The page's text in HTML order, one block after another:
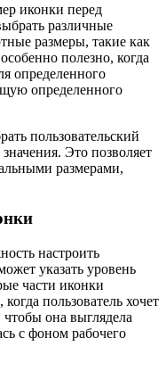
иконки перед
различные
размеры, такие как
полезно, когда
определенного
определенного
пользовательский
Это позволяет
размерами,
настроить
указать уровень
части иконки
пользователь хочет
она выглядела
с фоном рабочего